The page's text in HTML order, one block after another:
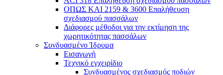
ΟΠΩΣ ΚΑΙ 2159 & 3600 Επαλήθευση
σχεδιασμού πασσάλων
Διάφορες μέθοδοι για την εκτίμηση της
χωρητικότητας πασσάλων
Συνδυασμένο Ίδρυμα
Εισαγωγή
Τεχνικό εγχειρίδιο
Συνδυασμένος σχεδιασμός ποδιών